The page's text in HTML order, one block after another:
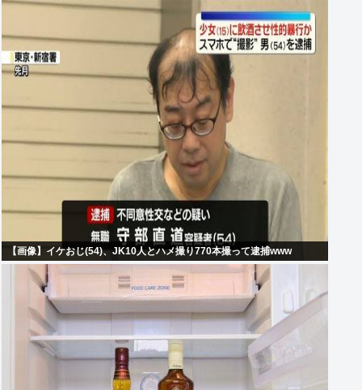
【画像】イケおじ(54)、JK10人とハメ撮り770本撮って逮捕www